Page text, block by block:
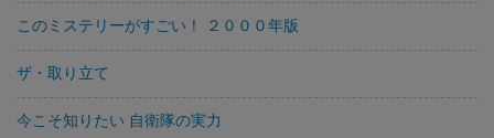
このミステリーがすごい！ ２０００年版
ザ・取り立て
今こそ知りたい 自衛隊の実力